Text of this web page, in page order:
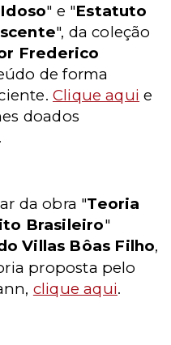
" e "Estatuto
", da coleção
Frederico
de forma
Clique aqui e
doados
da obra "Teoria
Brasileiro"
Villas Bôas Filho,
proposta pelo
clique aqui.